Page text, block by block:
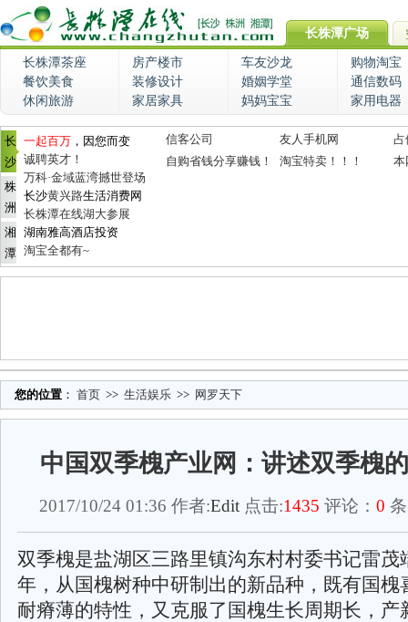
长株潭广场
长株潭茶座 房产楼市 车友沙龙
购物淘宝
餐饮美食
装修设计 婚姻学堂
通信数码
休闲旅游
家居家具 妈妈宝宝 家用电器
长
沙
株
洲
湘
潭
一起百万 ，因您而变
诚聘英才！
万科·金域蓝湾撼世登场
长沙黄兴路生活消费网
长株潭在线湖大参展
湖南雅高酒店投资
淘宝全都有~
信客公司 友人手机网
占
自购省钱分享赚钱！
淘宝特卖！！！ 本
您的位置 ： 首页 >> 生活娱乐 >> 网罗天下
中国双季槐产业网：讲述双季槐
2017/10/24 01:36 作者:Edit 点击:1435 评论： 0
双季槐是盐湖区三路里镇沟东村村委书记雷茂
年，从国槐树种中研制出的新品种，既有国槐
耐瘠薄的特性，又克服了国槐生长周期长，产